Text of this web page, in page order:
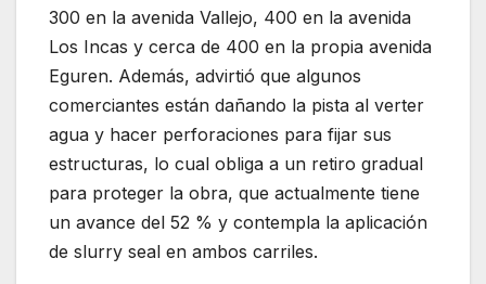
300 en la avenida Vallejo, 400 en la avenida
Los Incas y cerca de 400 en la propia avenida
Eguren. Además, advirtió que algunos
comerciantes están dañando la pista al verter
agua y hacer perforaciones para fijar sus
estructuras, lo cual obliga a un retiro gradual
para proteger la obra, que actualmente tiene
un avance del 52 % y contempla la aplicación
de slurry seal en ambos carriles.